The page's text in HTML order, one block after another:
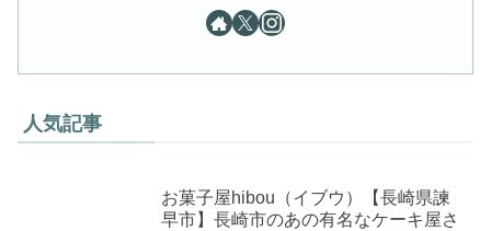
人気記事
お菓子屋hibou（イブウ）【長崎県諫
早市】長崎市のあの有名なケーキ屋さ